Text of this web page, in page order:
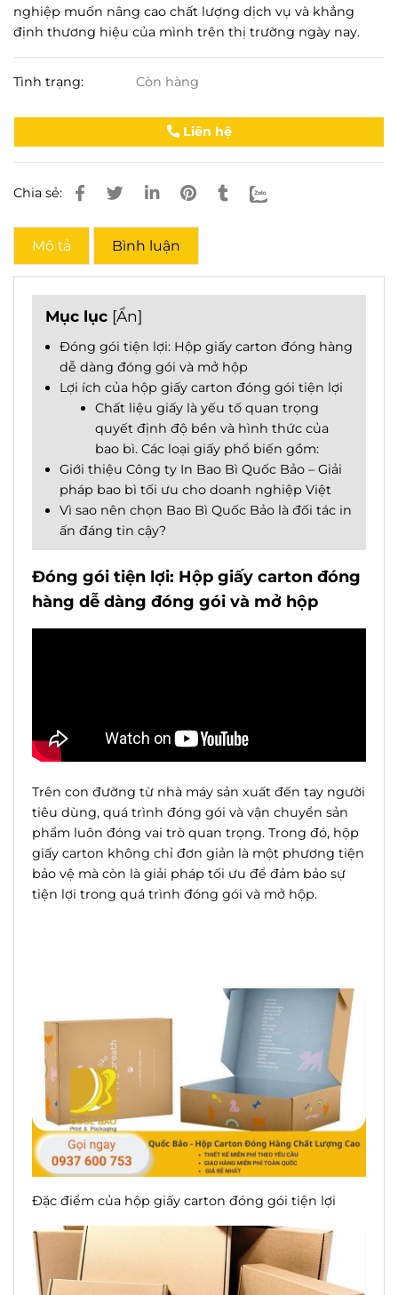
nghiệp muốn nâng cao chất lượng dịch vụ và khẳng
định thương hiệu của mình trên thị trường ngày nay.
Tình trạng: Còn hàng
Liên hệ
Chia sẻ:
Mô tả Bình luận
Mục lục [Ẩn]
Đóng gói tiện lợi: Hộp giấy carton đóng hàng
dễ dàng đóng gói và mở hộp
Lợi ích của hộp giấy carton đóng gói tiện lợi
Chất liệu giấy là yếu tố quan trọng
quyết định độ bền và hình thức của
bao bì. Các loại giấy phổ biến gồm:
Giới thiệu Công ty In Bao Bì Quốc Bảo – Giải
pháp bao bì tối ưu cho doanh nghiệp Việt
Vì sao nên chọn Bao Bì Quốc Bảo là đối tác in
ấn đáng tin cậy?
Đóng gói tiện lợi: Hộp giấy carton đóng
hàng dễ dàng đóng gói và mở hộp
Trên con đường từ nhà máy sản xuất đến tay người
tiêu dùng, quá trình đóng gói và vận chuyển sản
phẩm luôn đóng vai trò quan trọng. Trong đó, hộp
giấy carton không chỉ đơn giản là một phương tiện
bảo vệ mà còn là giải pháp tối ưu để đảm bảo sự
tiện lợi trong quá trình đóng gói và mở hộp.
Đặc điểm của hộp giấy carton đóng gói tiện lợi